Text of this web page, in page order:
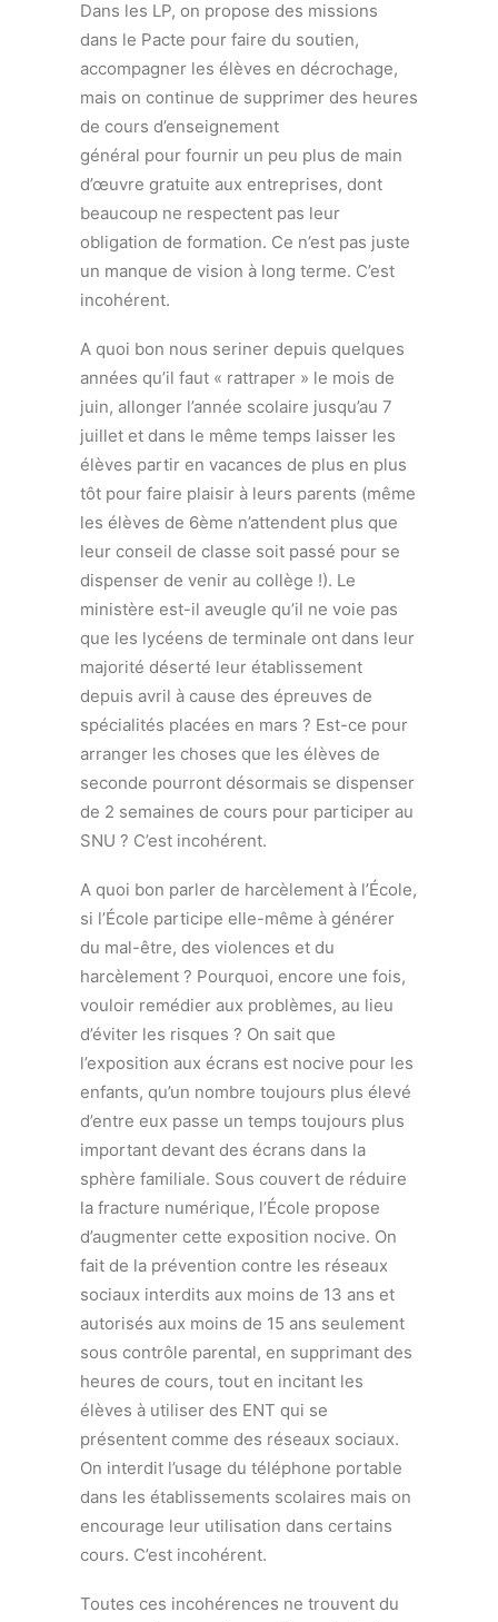
Dans les LP, on propose des missions
dans le Pacte pour faire du soutien,
accompagner les élèves en décrochage,
mais on continue de supprimer des heures
de cours d’enseignement
général pour fournir un peu plus de main
d’œuvre gratuite aux entreprises, dont
beaucoup ne respectent pas leur
obligation de formation. Ce n’est pas juste
un manque de vision à long terme. C’est
incohérent.
A quoi bon nous seriner depuis quelques
années qu’il faut « rattraper » le mois de
juin, allonger l’année scolaire jusqu’au 7
juillet et dans le même temps laisser les
élèves partir en vacances de plus en plus
tôt pour faire plaisir à leurs parents (même
les élèves de 6ème n’attendent plus que
leur conseil de classe soit passé pour se
dispenser de venir au collège !). Le
ministère est-il aveugle qu’il ne voie pas
que les lycéens de terminale ont dans leur
majorité déserté leur établissement
depuis avril à cause des épreuves de
spécialités placées en mars ? Est-ce pour
arranger les choses que les élèves de
seconde pourront désormais se dispenser
de 2 semaines de cours pour participer au
SNU ? C’est incohérent.
A quoi bon parler de harcèlement à l’École,
si l’École participe elle-même à générer
du mal-être, des violences et du
harcèlement ? Pourquoi, encore une fois,
vouloir remédier aux problèmes, au lieu
d’éviter les risques ? On sait que
l’exposition aux écrans est nocive pour les
enfants, qu’un nombre toujours plus élevé
d’entre eux passe un temps toujours plus
important devant des écrans dans la
sphère familiale. Sous couvert de réduire
la fracture numérique, l’École propose
d’augmenter cette exposition nocive. On
fait de la prévention contre les réseaux
sociaux interdits aux moins de 13 ans et
autorisés aux moins de 15 ans seulement
sous contrôle parental, en supprimant des
heures de cours, tout en incitant les
élèves à utiliser des ENT qui se
présentent comme des réseaux sociaux.
On interdit l’usage du téléphone portable
dans les établissements scolaires mais on
encourage leur utilisation dans certains
cours. C’est incohérent.
Toutes ces incohérences ne trouvent du